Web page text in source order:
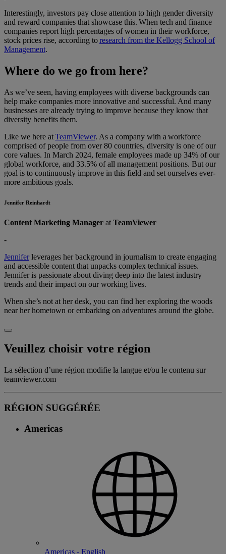
Interestingly, investors pay close attention to high gender diversity
and reward companies that showcase this. When tech and finance
companies report high percentages of women in their workforce,
stock prices rise, according toresearch from the Kellogg School of
Management.
Where do we go from here?
As we’ve seen, having employees with diverse backgrounds can
help make companies more innovative and successful. And many
businesses are already trying to improve because they know that
diversity benefits them.
Like we here atTeamViewer. As a company with a workforce
comprised of people from over 80 countries, diversity is one of our
core values. In March 2024, female employees made up 34% of our
global workforce, and 33.5% of all management positions. But our
goal is to continuously improve in this field and set ourselves ever-
more ambitious goals.
Jennifer Reinhardt
Content Marketing Manager at TeamViewer
-
Jenniferleverages her background in journalism to create engaging
and accessible content that unpacks complex technical issues.
Jennifer is passionate about diving deep into the latest industry
trends and their impact on our working lives.
When she’s not at her desk, you can find her exploring the woods
near her hometown or embarking on adventures around the globe.
Veuillez choisir votre région
La sélection d’une région modifie la langue et/ou le contenu sur
teamviewer.com
RÉGION SUGGÉRÉE
Americas
Americas - English